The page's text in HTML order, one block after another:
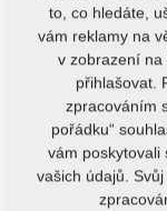
Kód produktu:
to, co hledáte,
vám reklamy na
v zobrazení na
přihlašovat.
zpracováním
pořádku“
vám poskytovali
vašich údajů.